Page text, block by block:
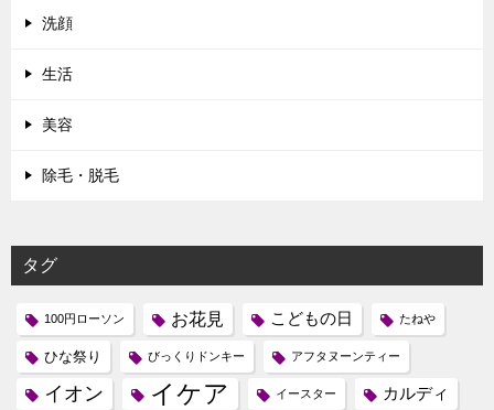
洗顔
生活
美容
除毛・脱毛
タグ
100円ローソン お花見 こどもの日 たねや
ひな祭り びっくりドンキー アフタヌーンティー
イオン イケア イースター カルディ